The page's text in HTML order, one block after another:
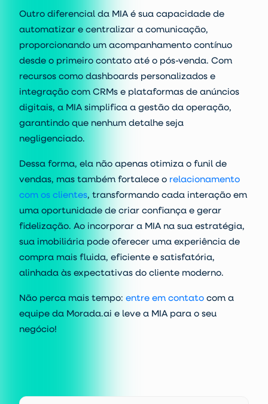
Outro diferencial da MIA é sua capacidade de
automatizar e centralizar a comunicação,
proporcionando um acompanhamento contínuo
desde o primeiro contato até o pós-venda. Com
recursos como dashboards personalizados e
integração com CRMs e plataformas de anúncios
digitais, a MIA simplifica a gestão da operação,
garantindo que nenhum detalhe seja
negligenciado.
Dessa forma, ela não apenas otimiza o funil de
vendas, mas também fortalece o relacionamento
com os clientes, transformando cada interação em
uma oportunidade de criar confiança e gerar
fidelização. Ao incorporar a MIA na sua estratégia,
sua imobiliária pode oferecer uma experiência de
compra mais fluida, eficiente e satisfatória,
alinhada às expectativas do cliente moderno.
Não perca mais tempo: entre em contato com a
equipe da Morada.ai e leve a MIA para o seu
negócio!